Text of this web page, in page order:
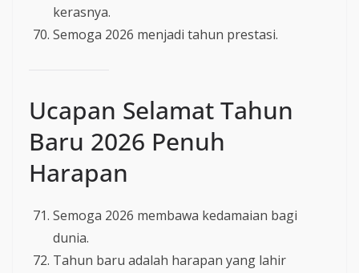
kerasnya.
Semoga 2026 menjadi tahun prestasi.
Ucapan Selamat Tahun
Baru 2026 Penuh
Harapan
Semoga 2026 membawa kedamaian bagi
dunia.
Tahun baru adalah harapan yang lahir